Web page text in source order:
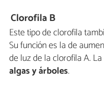
Clorofila B
Este tipo de clorofila
Su función es la de
de luz de la clorofila A.
algas y árboles.